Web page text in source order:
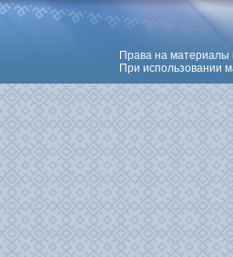
Права на
При использовании